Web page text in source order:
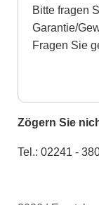
Bitte fragen
Garantie/
Fragen Sie
Zögern Sie
Tel.: 02241 -